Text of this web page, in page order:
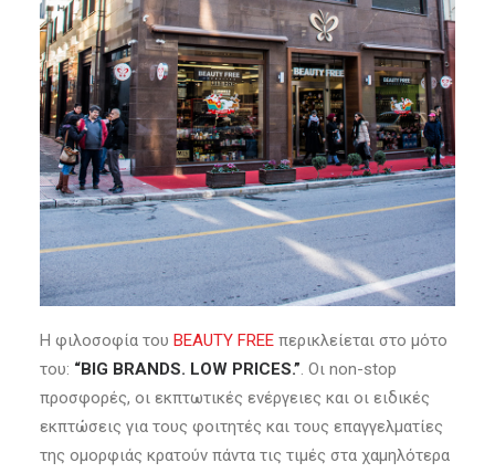
Η φιλοσοφία του BEAUTY FREE περικλείεται στο μότο
του: “BIG BRANDS. LOW PRICES.”. Οι non-stop
προσφορές, οι εκπτωτικές ενέργειες και οι ειδικές
εκπτώσεις για τους φοιτητές και τους επαγγελματίες
της ομορφιάς κρατούν πάντα τις τιμές στα χαμηλότερα